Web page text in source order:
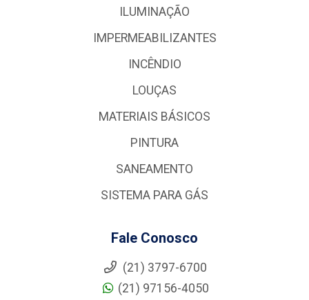
ILUMINAÇÃO
IMPERMEABILIZANTES
INCÊNDIO
LOUÇAS
MATERIAIS BÁSICOS
PINTURA
SANEAMENTO
SISTEMA PARA GÁS
Fale Conosco
(21) 3797-6700
(21) 97156-4050